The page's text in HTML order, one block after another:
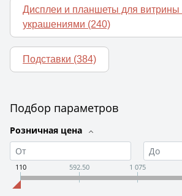
Дисплеи и планшеты для
украшениями (240)
Подставки (384)
Подбор параметров
Розничная цена
110 592.50 1 075